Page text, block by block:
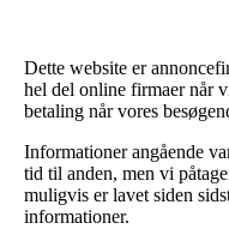
Dette website er
hel del online firmaer når
betaling når vores
Informationer angående
tid til anden, men vi
muligvis er lavet siden
informationer.